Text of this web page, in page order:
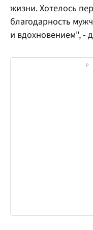
жизни. Хотелось
благодарность
и вдохновением", -